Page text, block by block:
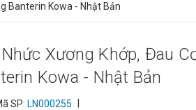
Banterin Kowa - Nhật Bản
Xương Khớp, Đau
Kowa - Nhật Bản
SP: LN000255